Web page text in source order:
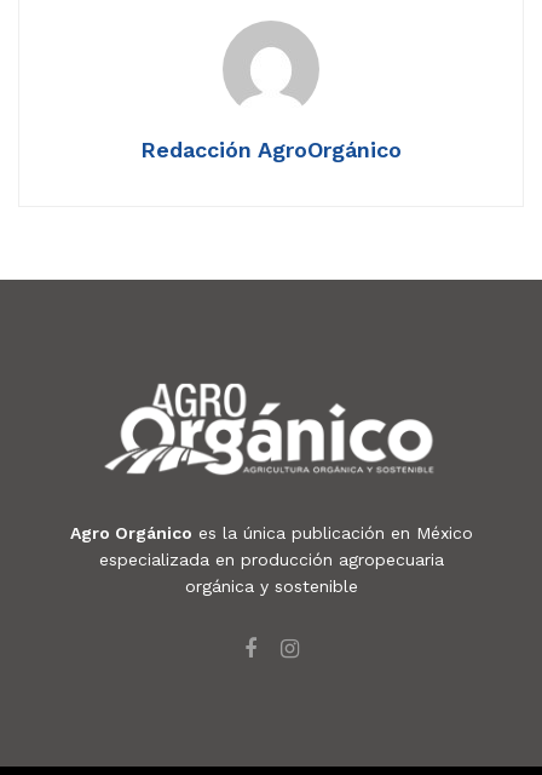
Redacción AgroOrgánico
Agro Orgánico es la única publicación en México
especializada en producción agropecuaria
orgánica y sostenible